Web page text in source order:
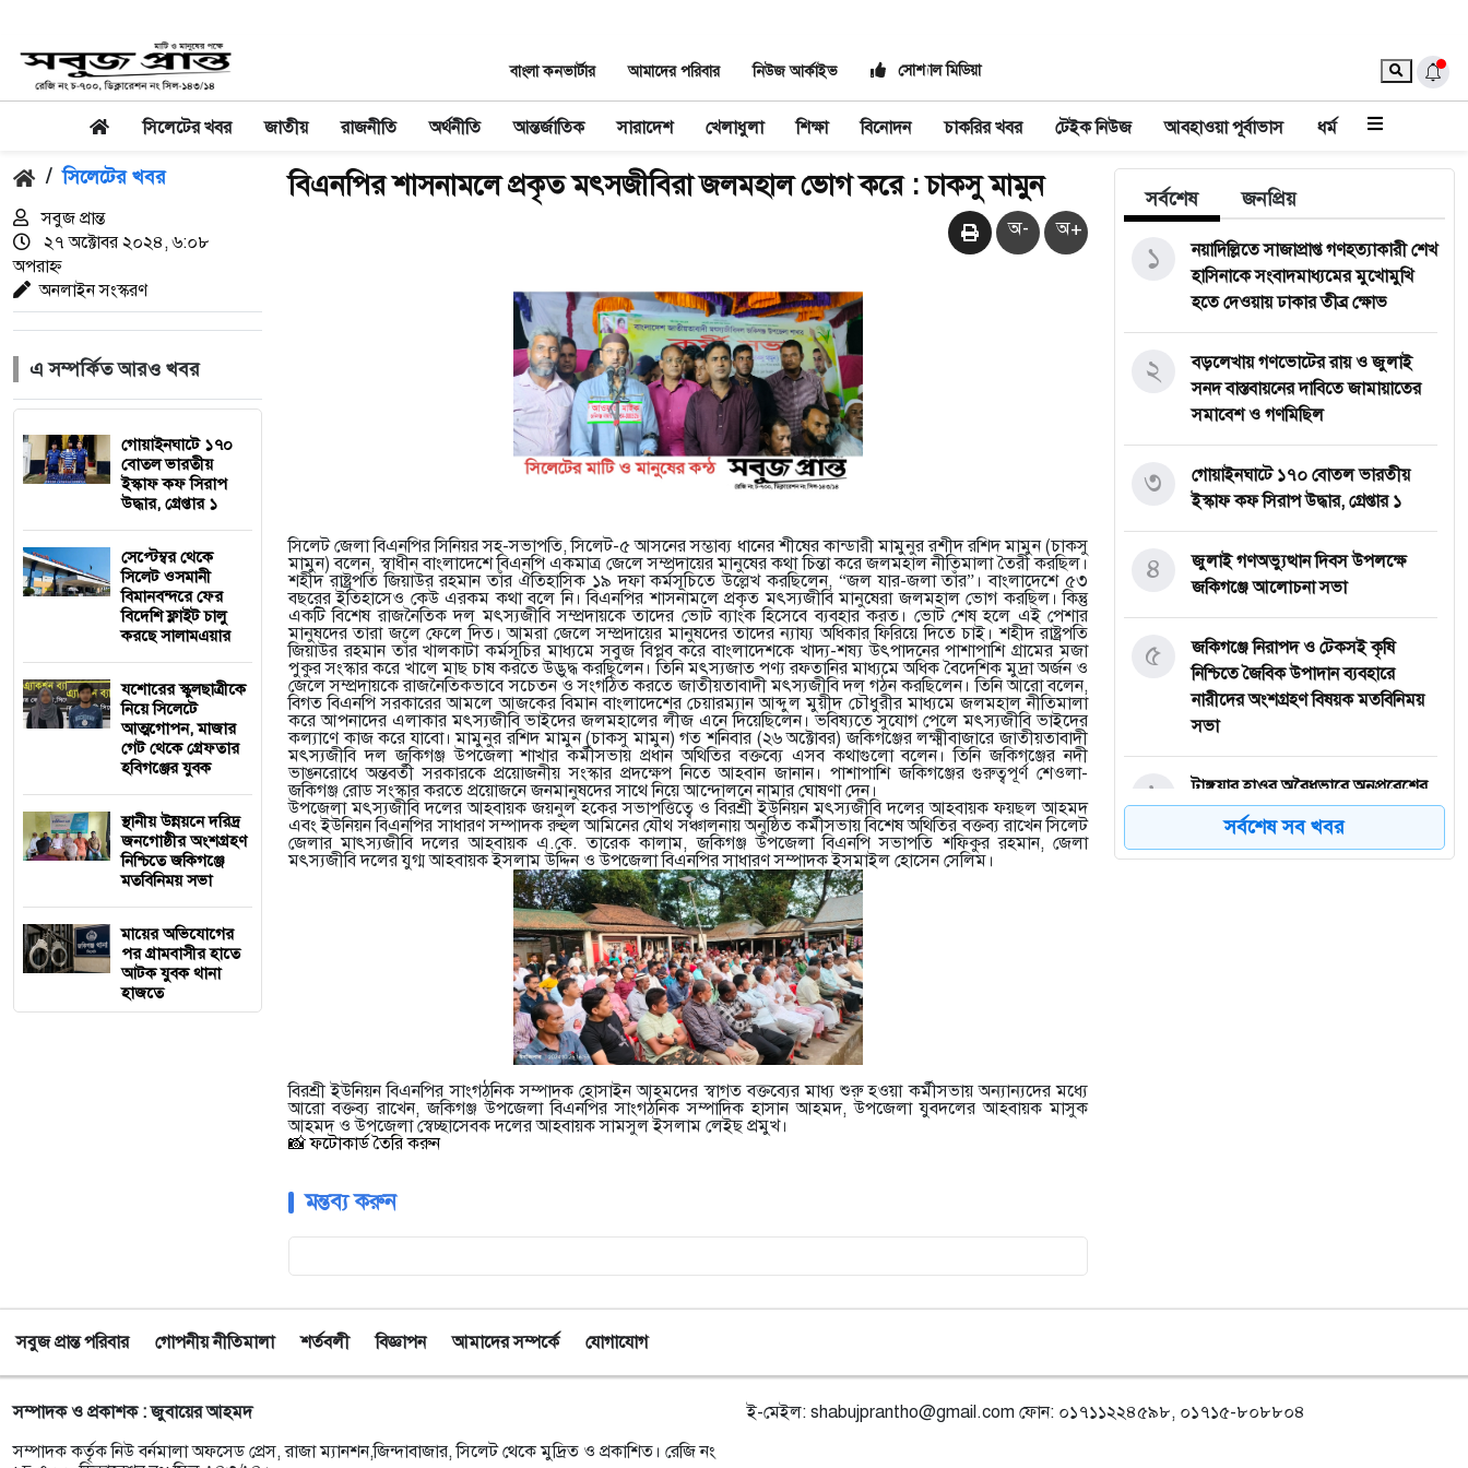
বাংলা কনভার্টার আমাদের পরিবার নিউজ আর্কাইভ সোশ্যাল মিডিয়া
সিলেটের খবর জাতীয় রাজনীতি অর্থনীতি আন্তর্জাতিক সারাদেশ খেলাধুলা শিক্ষা বিনোদন চাকরির খবর টেইক নিউজ আবহাওয়া পূর্বাভাস ধর্ম
/ সিলেটের খবর
সবুজ প্রান্ত
২৭ অক্টোবর ২০২৪, ৬:০৮
অপরাহ্ন
অনলাইন সংস্করণ
এ সম্পর্কিত আরও খবর
গোয়াইনঘাটে ১৭০
বোতল ভারতীয়
ইস্কাফ কফ সিরাপ
উদ্ধার, গ্রেপ্তার ১
সেপ্টেম্বর থেকে
সিলেট ওসমানী
বিমানবন্দরে ফের
বিদেশি ফ্লাইট চালু
করছে সালামএয়ার
যশোরের স্কুলছাত্রীকে
নিয়ে সিলেটে
আত্মগোপন, মাজার
গেট থেকে গ্রেফতার
হবিগঞ্জের যুবক
স্থানীয় উন্নয়নে দরিদ্র
জনগোষ্ঠীর অংশগ্রহণ
নিশ্চিতে জকিগঞ্জে
মতবিনিময় সভা
মায়ের অভিযোগের
পর গ্রামবাসীর হাতে
আটক যুবক থানা
হাজতে
বিএনপির শাসনামলে প্রকৃত মৎসজীবিরা জলমহাল ভোগ করে : চাকসু মামুন
অ- অ+
সিলেট জেলা বিএনপির সিনিয়র সহ-সভাপতি, সিলেট-৫ আসনের সম্ভাব্য ধানের শীষের কান্ডারী মামুনুর রশীদ রশিদ মামুন (চাকসু
মামুন) বলেন, স্বাধীন বাংলাদেশে বিএনপি একমাত্র জেলে সম্প্রদায়ের মানুষের কথা চিন্তা করে জলমহাল নীতিমালা তৈরী করছিল।
শহীদ রাষ্ট্রপতি জিয়াউর রহমান তাঁর ঐতিহাসিক ১৯ দফা কর্মসূচিতে উল্লেখ করছিলেন, “জল যার-জলা তাঁর”। বাংলাদেশে ৫৩
বছরের ইতিহাসেও কেউ এরকম কথা বলে নি। বিএনপির শাসনামলে প্রকৃত মৎস্যজীবি মানুষেরা জলমহাল ভোগ করছিল। কিন্তু
একটি বিশেষ রাজনৈতিক দল মৎস্যজীবি সম্প্রদায়কে তাদের ভোট ব্যাংক হিসেবে ব্যবহার করত। ভোট শেষ হলে এই পেশার
মানুষদের তারা জলে ফেলে দিত। আমরা জেলে সম্প্রদায়ের মানুষদের তাদের ন্যায্য অধিকার ফিরিয়ে দিতে চাই। শহীদ রাষ্ট্রপতি
জিয়াউর রহমান তাঁর খালকাটা কর্মসূচির মাধ্যমে সবুজ বিপ্লব করে বাংলাদেশকে খাদ্য-শষ্য উৎপাদনের পাশাপাশি গ্রামের মজা
পুকুর সংস্কার করে খালে মাছ চাষ করতে উদ্ভুদ্ধ করছিলেন। তিনি মৎস্যজাত পণ্য রফতানির মাধ্যমে অধিক বৈদেশিক মুদ্রা অর্জন ও
জেলে সম্প্রদায়কে রাজনৈতিকভাবে সচেতন ও সংগঠিত করতে জাতীয়তাবাদী মৎস্যজীবি দল গঠন করছিলেন। তিনি আরো বলেন,
বিগত বিএনপি সরকারের আমলে আজকের বিমান বাংলাদেশের চেয়ারম্যান আব্দুল মুয়ীদ চৌধুরীর মাধ্যমে জলমহাল নীতিমালা
করে আপনাদের এলাকার মৎস্যজীবি ভাইদের জলমহালের লীজ এনে দিয়েছিলেন। ভবিষ্যতে সুযোগ পেলে মৎস্যজীবি ভাইদের
কল্যাণে কাজ করে যাবো। মামুনুর রশিদ মামুন (চাকসু মামুন) গত শনিবার (২৬ অক্টোবর) জকিগঞ্জের লক্ষ্মীবাজারে জাতীয়তাবাদী
মৎস্যজীবি দল জকিগঞ্জ উপজেলা শাখার কর্মীসভায় প্রধান অথিতির বক্তব্যে এসব কথাগুলো বলেন। তিনি জকিগঞ্জের নদী
ভাঙনরোধে অন্তবর্তী সরকারকে প্রয়োজনীয় সংস্কার প্রদক্ষেপ নিতে আহবান জানান। পাশাপাশি জকিগঞ্জের গুরুত্বপূর্ণ শেওলা-
জকিগঞ্জ রোড সংস্কার করতে প্রয়োজনে জনমানুষদের সাথে নিয়ে আন্দোলনে নামার ঘোষণা দেন।
উপজেলা মৎস্যজীবি দলের আহবায়ক জয়নুল হকের সভাপত্তিত্বে ও বিরশ্রী ইউনিয়ন মৎস্যজীবি দলের আহবায়ক ফয়ছল আহমদ
এবং ইউনিয়ন বিএনপির সাধারণ সম্পাদক রুহুল আমিনের যৌথ সঞ্চালনায় অনুষ্ঠিত কর্মীসভায় বিশেষ অথিতির বক্তব্য রাখেন সিলেট
জেলার মাৎস্যজীবি দলের আহবায়ক এ.কে. তারেক কালাম, জকিগঞ্জ উপজেলা বিএনপি সভাপতি শফিকুর রহমান, জেলা
মৎস্যজীবি দলের যুগ্ম আহবায়ক ইসলাম উদ্দিন ও উপজেলা বিএনপির সাধারণ সম্পাদক ইসমাইল হোসেন সেলিম।
বিরশ্রী ইউনিয়ন বিএনপির সাংগঠনিক সম্পাদক হোসাইন আহমদের স্বাগত বক্তব্যের মাধ্য শুরু হওয়া কর্মীসভায় অন্যান্যদের মধ্যে
আরো বক্তব্য রাখেন, জকিগঞ্জ উপজেলা বিএনপির সাংগঠনিক সম্পাদিক হাসান আহমদ, উপজেলা যুবদলের আহবায়ক মাসুক
আহমদ ও উপজেলা স্বেচ্ছাসেবক দলের আহবায়ক সামসুল ইসলাম লেইছ প্রমুখ।
📸 ফটোকার্ড তৈরি করুন
মন্তব্য করুন
সর্বশেষ জনপ্রিয়
নয়াদিল্লিতে সাজাপ্রাপ্ত গণহত্যাকারী শেখ
হাসিনাকে সংবাদমাধ্যমের মুখোমুখি
হতে দেওয়ায় ঢাকার তীব্র ক্ষোভ
১
বড়লেখায় গণভোটের রায় ও জুলাই
সনদ বাস্তবায়নের দাবিতে জামায়াতের
সমাবেশ ও গণমিছিল
২
গোয়াইনঘাটে ১৭০ বোতল ভারতীয়
ইস্কাফ কফ সিরাপ উদ্ধার, গ্রেপ্তার ১
৩
জুলাই গণঅভ্যুত্থান দিবস উপলক্ষে
জকিগঞ্জে আলোচনা সভা
৪
জকিগঞ্জে নিরাপদ ও টেকসই কৃষি
নিশ্চিতে জৈবিক উপাদান ব্যবহারে
নারীদের অংশগ্রহণ বিষয়ক মতবিনিময়
সভা
৫
টাঙ্গুয়ার হাওর অবৈধভাবে অনুপ্রবেশের
দায়ে ৬ হাউসবোটে কে জরিমানা
৬
অংশগ্রহণ নিশ্চিতে জকিগঞ্জে মতবিনিময়
সভা
সর্বশেষ সব খবর
সবুজ প্রান্ত পরিবার গোপনীয় নীতিমালা শর্তবলী বিজ্ঞাপন আমাদের সম্পর্কে যোগাযোগ
সম্পাদক ও প্রকাশক : জুবায়ের আহমদ
সম্পাদক কর্তৃক নিউ বর্নমালা অফসেড প্রেস, রাজা ম্যানশন,জিন্দাবাজার, সিলেট থেকে মুদ্রিত ও প্রকাশিত। রেজি নং
ই-মেইল: shabujprantho@gmail.com ফোন: ০১৭১১২২৪৫৯৮, ০১৭১৫-৮০৮৮০৪